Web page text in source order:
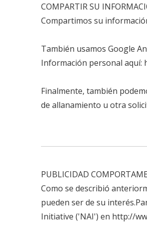
COMPARTIR SU
Compartimos su
También usamos Google
Información personal aquí:
Finalmente, también
de allanamiento u otra
PUBLICIDAD
Como se describió
pueden ser de su
Initiative ('NAI') en http://